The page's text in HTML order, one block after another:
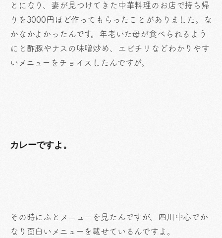
とになり、妻が見つけてきた中華料理のお店で持ち帰
りを3000円ほど作ってもらったことがありました。な
かなかよかったんです。年老いた母が食べられるよう
にと酢豚やナスの味噌炒め、エビチリなどわかりやす
いメニューをチョイスしたんですが。
カレーですよ。
その時にふとメニューを見たんですが、四川中心でか
なり面白いメニューを載せているんですよ。